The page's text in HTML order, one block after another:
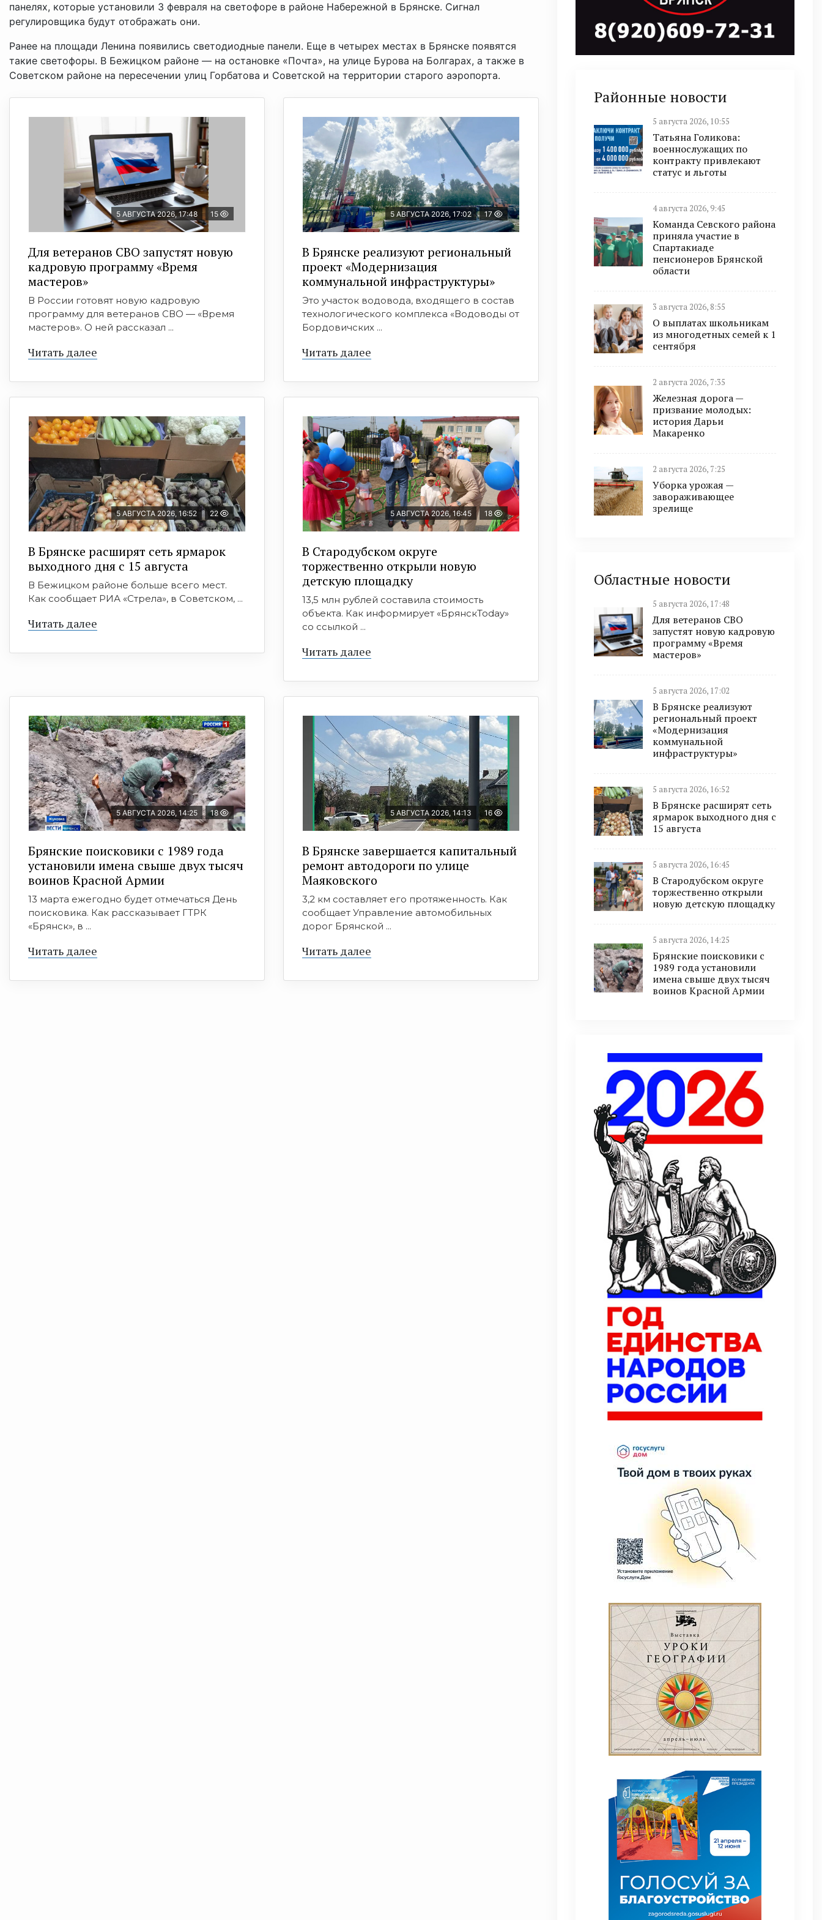
панелях, которые установили 3 февраля на светофоре в районе Набережной в Брянске. Сигнал
регулировщика будут отображать они.
Ранее на площади Ленина появились светодиодные панели. Еще в четырех местах в Брянске появятся
такие светофоры. В Бежицком районе — на остановке «Почта», на улице Бурова на Болгарах, а также в
Советском районе на пересечении улиц Горбатова и Советской на территории старого аэропорта.
5 АВГУСТА 2026, 17:48 15
Для ветеранов СВО запустят новую
кадровую программу «Время
мастеров»
В России готовят новую кадровую
программу для ветеранов СВО — «Время
мастеров». О ней рассказал ...
Читать далее
5 АВГУСТА 2026, 17:02 17
В Брянске реализуют региональный
проект «Модернизация
коммунальной инфраструктуры»
Это участок водовода, входящего в состав
технологического комплекса «Водоводы от
Бордовичских ...
Читать далее
5 АВГУСТА 2026, 16:52 22
В Брянске расширят сеть ярмарок
выходного дня с 15 августа
В Бежицком районе больше всего мест.
Как сообщает РИА «Стрела», в Советском, ...
Читать далее
5 АВГУСТА 2026, 16:45 18
В Стародубском округе
торжественно открыли новую
детскую площадку
13,5 млн рублей составила стоимость
объекта. Как информирует «БрянскToday»
со ссылкой ...
Читать далее
5 АВГУСТА 2026, 14:25 18
Брянские поисковики с 1989 года
установили имена свыше двух тысяч
воинов Красной Армии
13 марта ежегодно будет отмечаться День
поисковика. Как рассказывает ГТРК
«Брянск», в ...
Читать далее
5 АВГУСТА 2026, 14:13 16
В Брянске завершается капитальный
ремонт автодороги по улице
Маяковского
3,2 км составляет его протяженность. Как
сообщает Управление автомобильных
дорог Брянской ...
Читать далее
Районные новости
5 августа 2026, 10:55
Татьяна Голикова:
военнослужащих по
контракту привлекают
статус и льготы
4 августа 2026, 9:45
Команда Севского района
приняла участие в
Спартакиаде
пенсионеров Брянской
области
3 августа 2026, 8:55
О выплатах школьникам
из многодетных семей к 1
сентября
2 августа 2026, 7:35
Железная дорога —
призвание молодых:
история Дарьи
Макаренко
2 августа 2026, 7:25
Уборка урожая —
завораживающее
зрелище
Областные новости
5 августа 2026, 17:48
Для ветеранов СВО
запустят новую кадровую
программу «Время
мастеров»
5 августа 2026, 17:02
В Брянске реализуют
региональный проект
«Модернизация
коммунальной
инфраструктуры»
5 августа 2026, 16:52
В Брянске расширят сеть
ярмарок выходного дня с
15 августа
5 августа 2026, 16:45
В Стародубском округе
торжественно открыли
новую детскую площадку
5 августа 2026, 14:25
Брянские поисковики с
1989 года установили
имена свыше двух тысяч
воинов Красной Армии